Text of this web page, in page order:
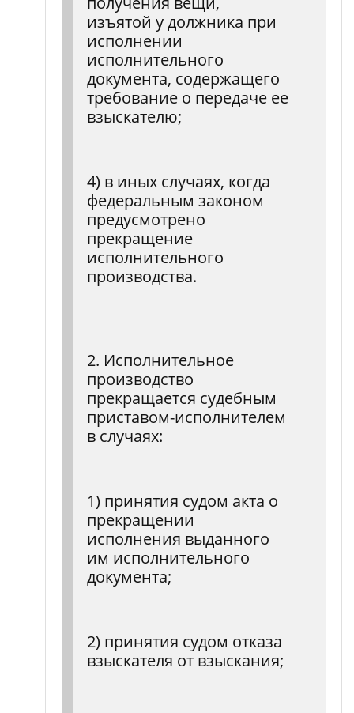
изъятой у должника при
исполнении
исполнительного
документа, содержащего
требование о передаче ее
взыскателю;
4) в иных случаях, когда
федеральным законом
предусмотрено
прекращение
исполнительного
производства.
2. Исполнительное
производство
прекращается судебным
приставом-исполнителем
в случаях:
1) принятия судом акта о
прекращении
исполнения выданного
им исполнительного
документа;
2) принятия судом отказа
взыскателя от взыскания;